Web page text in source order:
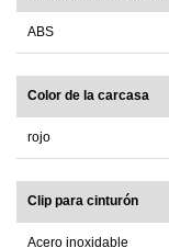
ABS
Color de la carcasa
rojo
Clip para cinturón
Acero inoxidable